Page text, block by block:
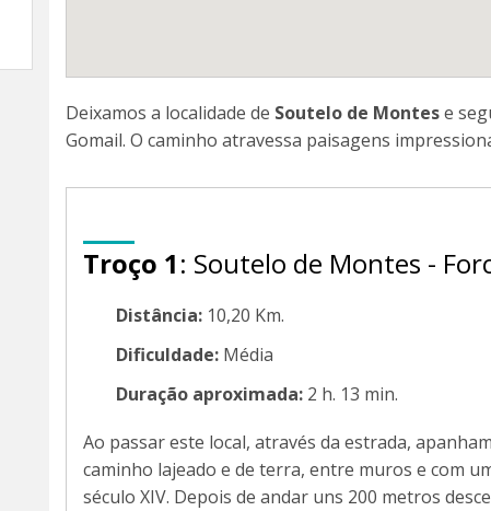
Deixamos a localidade de Soutelo de Montese
Gomail. O caminho atravessa paisagens
Troço 1: Soutelo de Montes -
Distância:10,20 Km.
Dificuldade:Média
Duração aproximada:2 h. 13 min.
Ao passar este local, através da estrada,
caminho lajeado e de terra, entre muros e com
século XIV. Depois de andar uns 200 metros